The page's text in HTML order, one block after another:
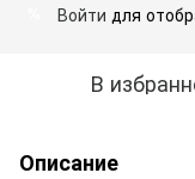
Войти для
В
Описание